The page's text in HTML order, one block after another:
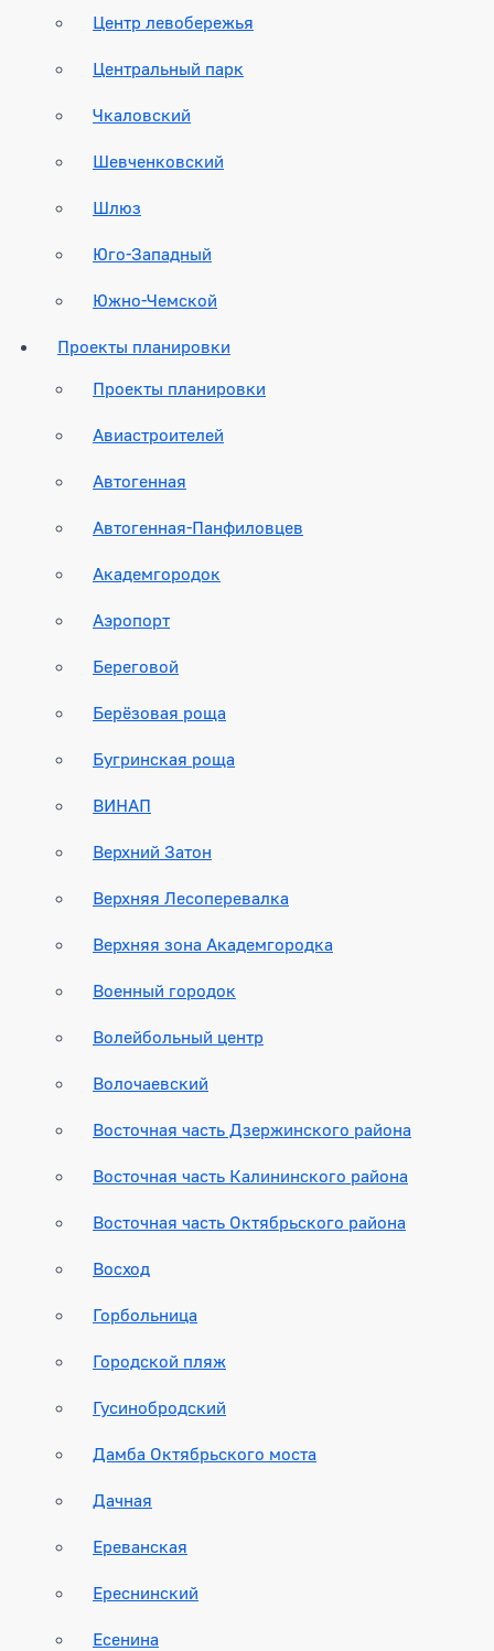
Центр левобережья
Центральный парк
Чкаловский
Шевченковский
Шлюз
Юго-Западный
Южно-Чемской
Проекты планировки
Проекты планировки
Авиастроителей
Автогенная
Автогенная-Панфиловцев
Академгородок
Аэропорт
Береговой
Берёзовая роща
Бугринская роща
ВИНАП
Верхний Затон
Верхняя Лесоперевалка
Верхняя зона Академгородка
Военный городок
Волейбольный центр
Волочаевский
Восточная часть Дзержинского района
Восточная часть Калининского района
Восточная часть Октябрьского района
Восход
Горбольница
Городской пляж
Гусинобродский
Дамба Октябрьского моста
Дачная
Ереванская
Ереснинский
Есенина